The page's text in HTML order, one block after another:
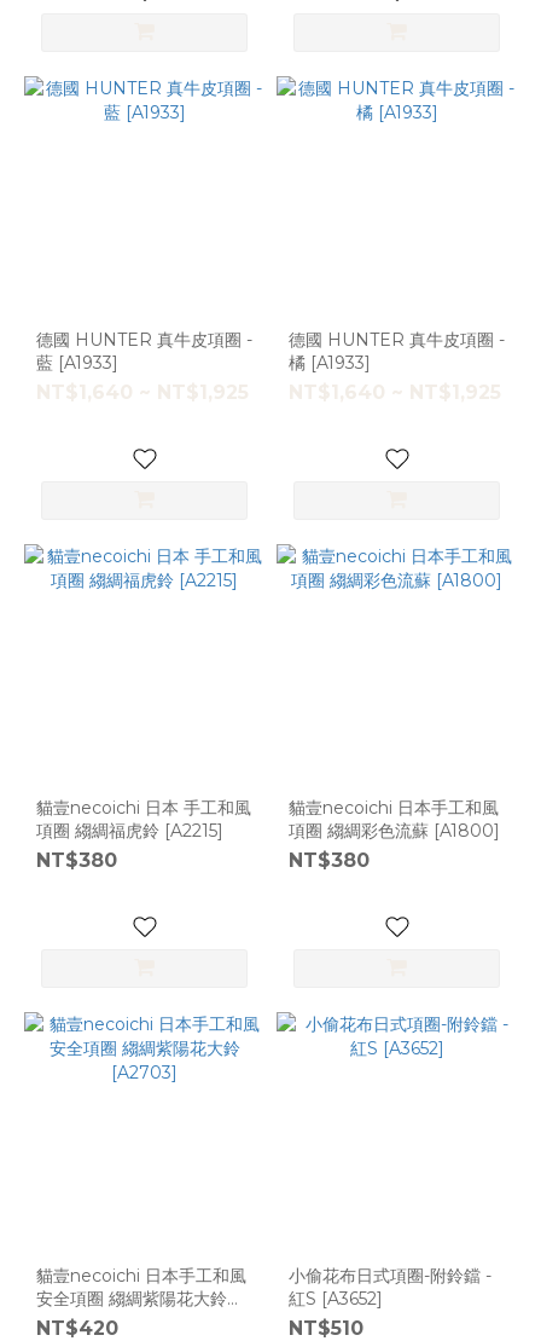
德國 HUNTER 真牛皮項圈 -
藍 [A1933]
NT$1,640 ~ NT$1,925
德國 HUNTER 真牛皮項圈 -
橘 [A1933]
NT$1,640 ~ NT$1,925
貓壹necoichi 日本 手工和風
項圈 縐綢福虎鈴 [A2215]
NT$380
貓壹necoichi 日本手工和風
項圈 縐綢彩色流蘇 [A1800]
NT$380
貓壹necoichi 日本手工和風
安全項圈 縐綢紫陽花大鈴
[A2703]
NT$420
小偷花布日式項圈-附鈴鐺 -
紅S [A3652]
NT$510